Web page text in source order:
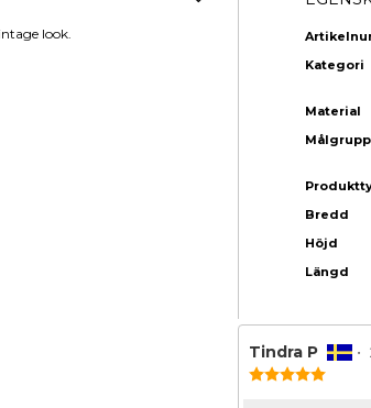
look.
Kategori
Material
Målgrupp
Bredd
Höjd
Längd
Tindra P •